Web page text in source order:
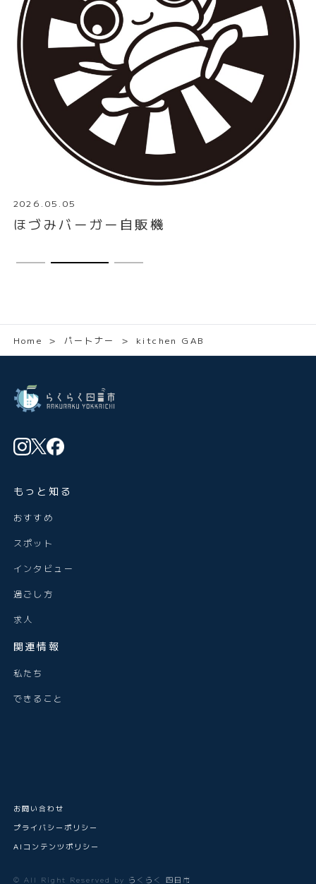
2026.05.05
ほづみバーガー自販機
Home ＞ パートナー ＞ kitchen GAB
もっと知る
おすすめ
スポット
インタビュー
過ごし方
求人
関連情報
私たち
できること
お問い合わせ
プライバシーポリシー
AIコンテンツポリシー
© All Right Reserved by らくらく 四日市